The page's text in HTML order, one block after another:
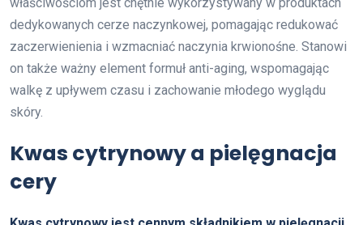
dedykowanych cerze naczynkowej, pomagając redukować
zaczerwienienia i wzmacniać naczynia krwionośne. Stanowi
on także ważny element formuł anti-aging, wspomagając
walkę z upływem czasu i zachowanie młodego wyglądu
skóry.
Kwas cytrynowy a pielęgnacja
cery